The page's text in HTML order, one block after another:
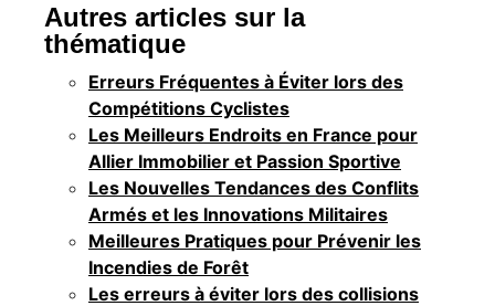
Autres articles sur la
thématique
Erreurs Fréquentes à Éviter lors des
Compétitions Cyclistes
Les Meilleurs Endroits en France pour
Allier Immobilier et Passion Sportive
Les Nouvelles Tendances des Conflits
Armés et les Innovations Militaires
Meilleures Pratiques pour Prévenir les
Incendies de Forêt
Les erreurs à éviter lors des collisions